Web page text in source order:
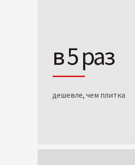
в 5 раз
дешевле, чем плитка